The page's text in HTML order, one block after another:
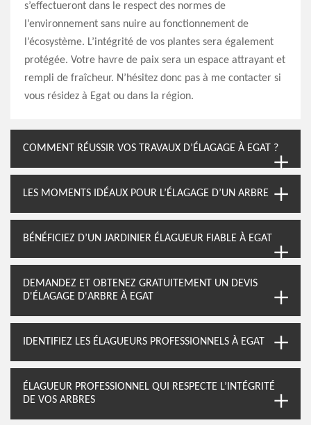
s’effectueront dans le respect des normes de
l’environnement sans nuire au fonctionnement de
l’écosystème. L’intégrité de vos plantes sera également
protégée. Votre havre de paix sera un espace attrayant et
rempli de fraîcheur. N’hésitez donc pas à me contacter si
vous résidez à Egat ou dans la région.
COMMENT RÉUSSIR VOS TRAVAUX D’ÉLAGAGE À EGAT ?
LES MOMENTS IDÉAUX POUR L’ÉLAGAGE D’UN ARBRE
BÉNÉFICIEZ D’UN JARDINIER ÉLAGUEUR FIABLE À EGAT
DEMANDEZ ET OBTENEZ GRATUITEMENT UN DEVIS
D'ÉLAGAGE D'ARBRE À EGAT
IDENTIFIEZ LES ÉLAGUEURS PROFESSIONNELS À EGAT
ÉLAGUEUR PROFESSIONNEL QUI RESPECTE L’INTÉGRITÉ
DE VOS ARBRES